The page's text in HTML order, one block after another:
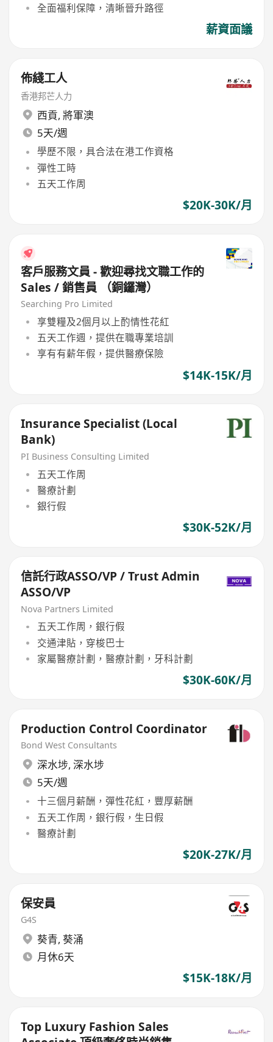
全面福利保障，清晰晉升路徑
薪資面議
佈綫工人
香港邦芒人力
西貢, 將軍澳
5天/週
學歷不限，具合法在港工作資格
彈性工時
五天工作周
$20K-30K/月
客戶服務文員 - 歡迎尋找文職工作的
Sales / 銷售員 （銅鑼灣）
Searching Pro Limited
享雙糧及2個月以上酌情性花紅
五天工作週，提供在職專業培訓
享有有薪年假，提供醫療保險
$14K-15K/月
Insurance Specialist (Local
Bank)
PI Business Consulting Limited
五天工作周
醫療計劃
銀行假
$30K-52K/月
信託行政ASSO/VP / Trust Admin
ASSO/VP
Nova Partners Limited
五天工作周，銀行假
交通津貼，穿梭巴士
家屬醫療計劃，醫療計劃，牙科計劃
$30K-60K/月
Production Control Coordinator
Bond West Consultants
深水埗, 深水埗
5天/週
十三個月薪酬，彈性花紅，豐厚薪酬
五天工作周，銀行假，生日假
醫療計劃
$20K-27K/月
保安員
G4S
葵青, 葵涌
月休6天
$15K-18K/月
Top Luxury Fashion Sales